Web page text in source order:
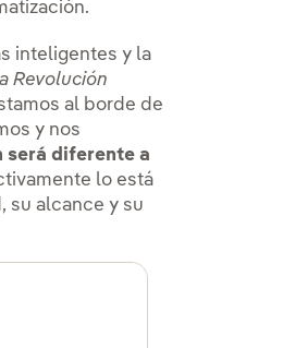
inteligentes y la
Revolución
al borde de
y nos
será diferente a
lo está
su alcance y su